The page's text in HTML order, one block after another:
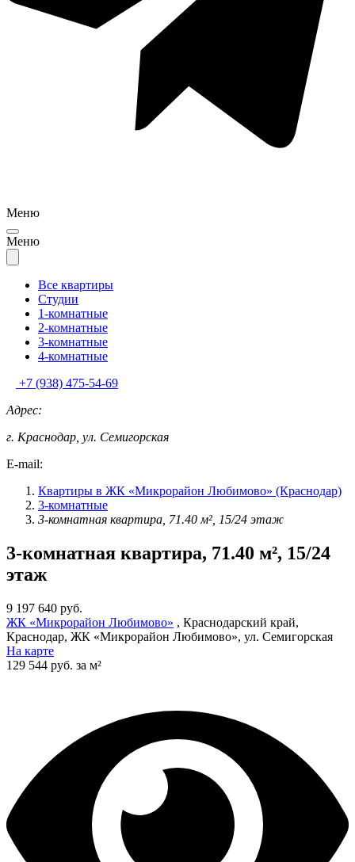
Меню
Меню
Все квартиры
Студии
1-комнатные
2-комнатные
3-комнатные
4-комнатные
+7 (938) 475-54-69
Адрес:
г. Краснодар, ул. Семигорская
E-mail:
Квартиры в ЖК «Микрорайон Любимово» (Краснодар)
3-комнатные
3-комнатная квартира, 71.40 м², 15/24 этаж
3-комнатная квартира, 71.40 м², 15/24
этаж
9 197 640 руб.
ЖК «Микрорайон Любимово» , Краснодарский край,
Краснодар, ЖК «Микрорайон Любимово», ул. Семигорская
На карте
129 544 руб. за м²